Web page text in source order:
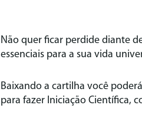
Não quer ficar perdide diante
essenciais para a sua vida
Baixando a cartilha você
para fazer Iniciação Científica,